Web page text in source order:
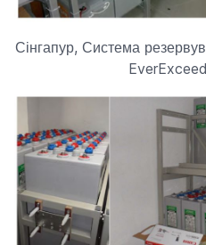
Сінгапур, Система